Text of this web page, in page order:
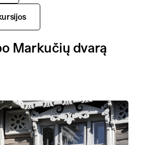
Markučių dvarą